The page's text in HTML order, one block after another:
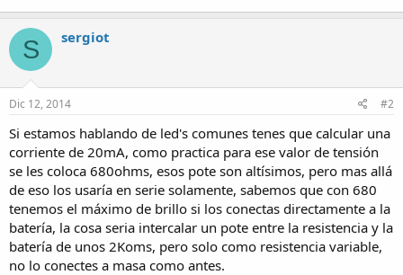
S sergiot
Dic 12, 2014 #2
Si estamos hablando de led's comunes tenes que calcular una
corriente de 20mA, como practica para ese valor de tensión
se les coloca 680ohms, esos pote son altísimos, pero mas allá
de eso los usaría en serie solamente, sabemos que con 680
tenemos el máximo de brillo si los conectas directamente a la
batería, la cosa seria intercalar un pote entre la resistencia y la
batería de unos 2Koms, pero solo como resistencia variable,
no lo conectes a masa como antes.